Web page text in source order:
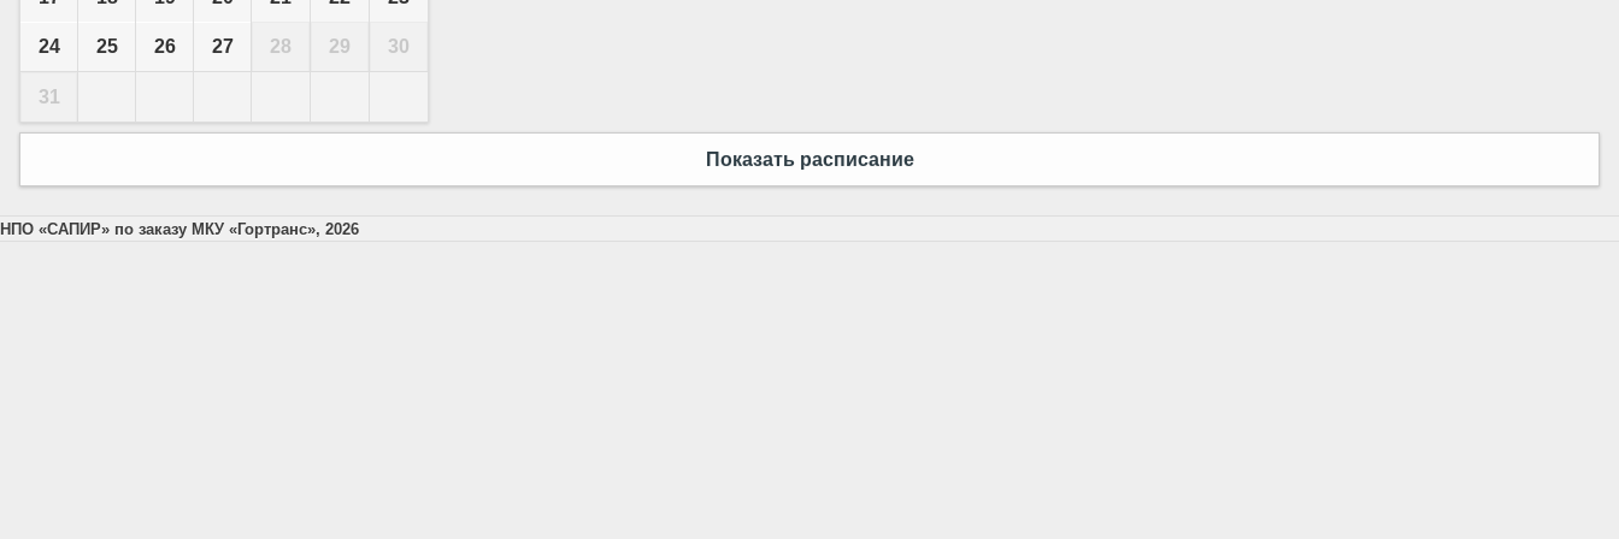
24 25 26 27 28 29 30
31
Показать расписание
НПО «САПИР» по заказу МКУ «Гортранс», 2026